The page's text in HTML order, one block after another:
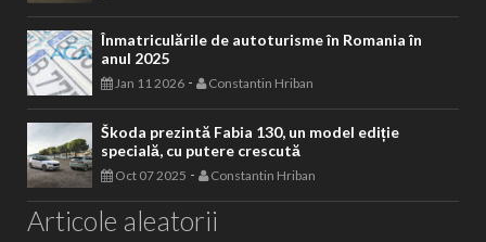
Înmatriculările de autoturisme în Romania în
anul 2025
Jan 11 2026 - Constantin Hriban
Škoda prezintă Fabia 130, un model ediție
specială, cu putere crescută
Oct 07 2025 - Constantin Hriban
Articole aleatorii